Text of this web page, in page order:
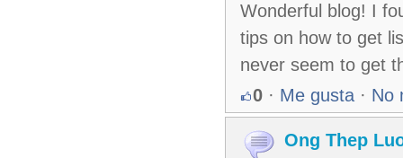
Wonderful blog! I
tips on how to get
never seem to get
0 · Me gusta · No
Ong Thep